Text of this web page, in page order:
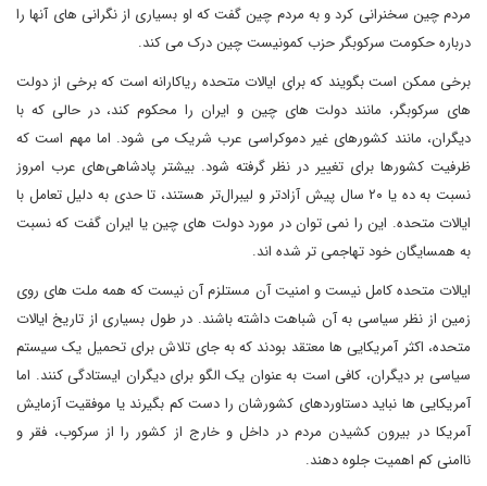
مردم چین سخنرانی کرد و به مردم چین گفت که او بسیاری از نگرانی های آنها را
درباره حکومت سرکوبگر حزب کمونیست چین درک می کند.
برخی ممکن است بگویند که برای ایالات متحده ریاکارانه است که برخی از دولت
های سرکوبگر، مانند دولت های چین و ایران را محکوم کند، در حالی که با
دیگران، مانند کشورهای غیر دموکراسی عرب شریک می شود. اما مهم است که
ظرفیت کشورها برای تغییر در نظر گرفته شود. بیشتر پادشاهی‌های عرب امروز
نسبت به ده یا ۲۰ سال پیش آزادتر و لیبرال‌تر هستند، تا حدی به دلیل تعامل با
ایالات متحده. این را نمی توان در مورد دولت های چین یا ایران گفت که نسبت
به همسایگان خود تهاجمی تر شده اند.
ایالات متحده کامل نیست و امنیت آن مستلزم آن نیست که همه ملت های روی
زمین از نظر سیاسی به آن شباهت داشته باشند. در طول بسیاری از تاریخ ایالات
متحده، اکثر آمریکایی ها معتقد بودند که به جای تلاش برای تحمیل یک سیستم
سیاسی بر دیگران، کافی است به عنوان یک الگو برای دیگران ایستادگی کنند. اما
آمریکایی ها نباید دستاوردهای کشورشان را دست کم بگیرند یا موفقیت آزمایش
آمریکا در بیرون کشیدن مردم در داخل و خارج از کشور را از سرکوب، فقر و
ناامنی کم اهمیت جلوه دهند.